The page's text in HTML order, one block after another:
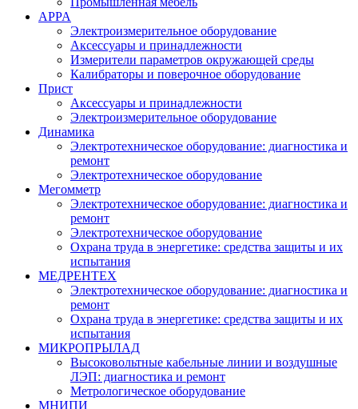
APPA
Электроизмерительное оборудование
Аксессуары и принадлежности
Измерители параметров окружающей среды
Калибраторы и поверочное оборудование
Прист
Аксессуары и принадлежности
Электроизмерительное оборудование
Динамика
Электротехническое оборудование: диагностика и
ремонт
Электротехническое оборудование
Мегомметр
Электротехническое оборудование: диагностика и
ремонт
Электротехническое оборудование
Охрана труда в энергетике: средства защиты и их
испытания
МЕДРЕНТЕХ
Электротехническое оборудование: диагностика и
ремонт
Охрана труда в энергетике: средства защиты и их
испытания
МИКРОПРЫЛАД
Высоковольтные кабельные линии и воздушные
ЛЭП: диагностика и ремонт
Метрологическое оборудование
МНИПИ